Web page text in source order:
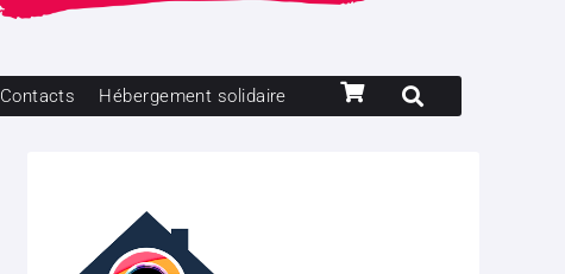
Contacts Hébergement solidaire